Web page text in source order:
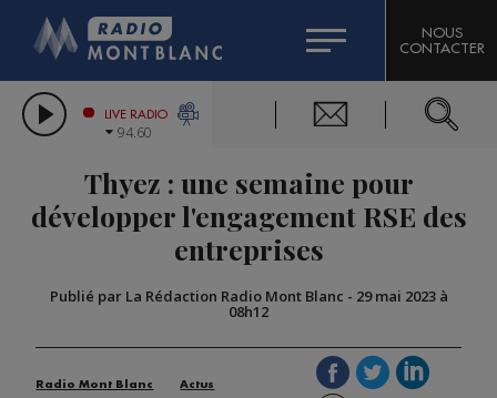
LES CHRONIQUES DE L'EXPERT
CITIZEN MACHINERY
GRAND MASSIF DOMAINES SKIABLES
BIGARD
COMPAGNIE DU MONT-BLANC
NOUS
CONTACTER
LIVE RADIO
94.60
Thyez : une semaine pour
développer l'engagement RSE des
entreprises
Publié par La Rédaction Radio Mont Blanc - 29 mai 2023 à
08h12
Radio Mont Blanc
Actus